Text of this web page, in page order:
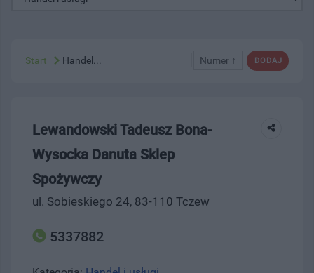
DODAJ
Numer ↑
Start Handel...
Lewandowski Tadeusz Bona-
Wysocka Danuta Sklep
Spożywczy
ul. Sobieskiego 24, 83-110 Tczew
5337882